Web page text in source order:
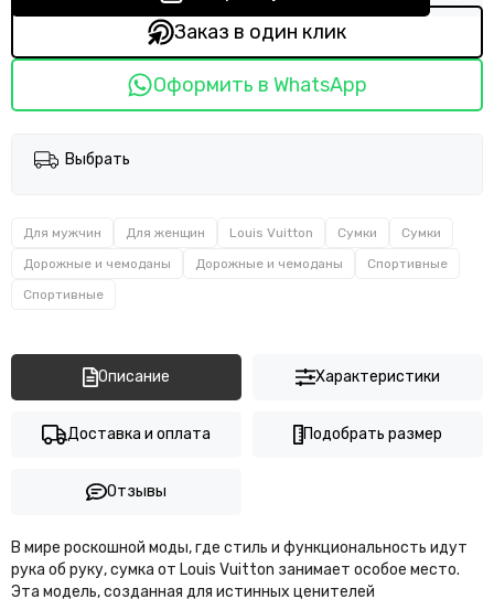
Заказ в один клик
Оформить в WhatsApp
Выбрать
Для мужчин Для женщин Louis Vuitton Сумки
Сумки
Дорожные и чемоданы
Дорожные и чемоданы
Спортивные
Спортивные
Описание Характеристики
Доставка и оплата Подобрать размер
Отзывы
В мире роскошной моды, где стиль и функциональность идут
рука об руку, сумка от Louis Vuitton занимает особое место.
Эта модель, созданная для истинных ценителей